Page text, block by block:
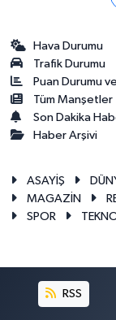
Hava Durumu
Trafik Durumu
Puan Durumu
Tüm Manşetler
Son Dakika
Haber Arşivi
ASAYİŞ
MAGAZİN
SPOR
RSS